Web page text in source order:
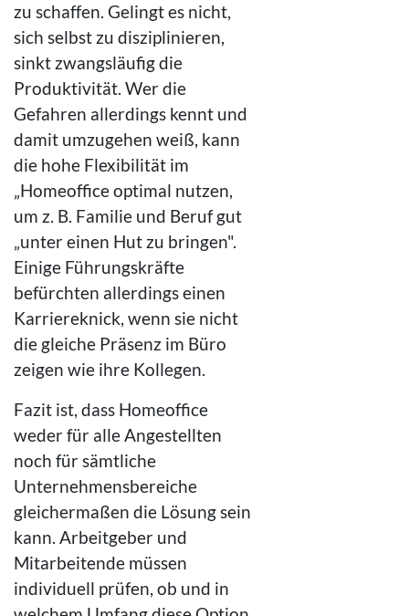
zu schaffen. Gelingt es nicht,
sich selbst zu disziplinieren,
sinkt zwangsläufig die
Produktivität. Wer die
Gefahren allerdings kennt und
damit umzugehen weiß, kann
die hohe Flexibilität im
„Homeoffice optimal nutzen,
um z. B. Familie und Beruf gut
„unter einen Hut zu bringen".
Einige Führungskräfte
befürchten allerdings einen
Karriereknick, wenn sie nicht
die gleiche Präsenz im Büro
zeigen wie ihre Kollegen.
Fazit ist, dass Homeoffice
weder für alle Angestellten
noch für sämtliche
Unternehmensbereiche
gleichermaßen die Lösung sein
kann. Arbeitgeber und
Mitarbeitende müssen
individuell prüfen, ob und in